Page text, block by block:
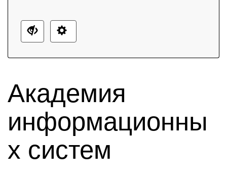
Академия
информационны
х систем